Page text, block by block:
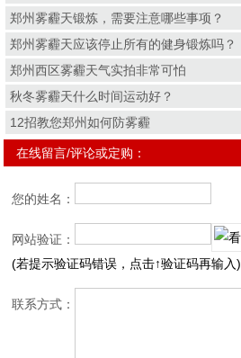
郑州雾霾天锻炼，需要注意哪些事项？
郑州雾霾天应该停止所有的健身锻炼吗？
郑州西区雾霾天气实拍非常可怕
秋冬雾霾天什么时间运动好？
12招教您郑州如何防雾霾
在线留言/评论或定购：
您的姓名：
网站验证：
(若提示验证码错误，点击↑验证码再输入)
联系方式：